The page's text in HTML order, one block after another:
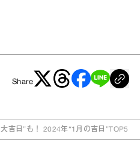
Share
吉日”も！ 2024年“1月の吉日”TOP5